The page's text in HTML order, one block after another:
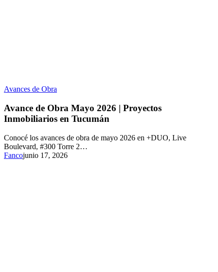
Avances de Obra
Avance de Obra Mayo 2026 | Proyectos
Inmobiliarios en Tucumán
Conocé los avances de obra de mayo 2026 en +DUO, Live
Boulevard, #300 Torre 2…
Fancojunio 17, 2026